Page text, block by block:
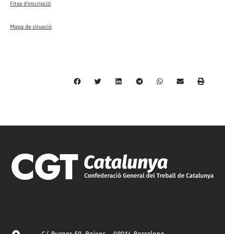
Fitxa d'inscripció
Mapa de situació